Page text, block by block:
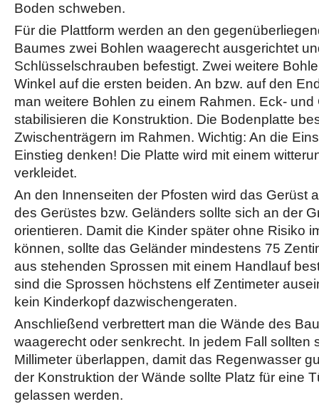
Boden schweben.
Für die Plattform werden an den
Baumes zwei Bohlen waagerecht ausgerichtet
Schlüsselschrauben befestigt. Zwei weitere
Winkel auf die ersten beiden. An bzw. auf den
man weitere Bohlen zu einem Rahmen. Eck- und
stabilisieren die Konstruktion. Die Bodenplatte
Zwischenträgern im Rahmen. Wichtig: An die
Einstieg denken! Die Platte wird mit einem
verkleidet.
An den Innenseiten der Pfosten wird das Gerüst
des Gerüstes bzw. Geländers sollte sich an der
orientieren. Damit die Kinder später ohne Risiko
können, sollte das Geländer mindestens 75
aus stehenden Sprossen mit einem Handlauf
sind die Sprossen höchstens elf Zentimeter
kein Kinderkopf dazwischengeraten.
Anschließend verbrettert man die Wände des
waagerecht oder senkrecht. In jedem Fall sollten
Millimeter überlappen, damit das Regenwasser
der Konstruktion der Wände sollte Platz für eine
gelassen werden.